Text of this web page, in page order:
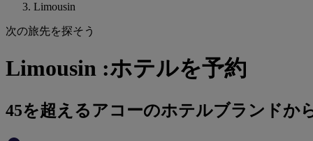
Limousin
次の旅先を探そう
Limousin :ホテルを予約
45を超えるアコーのホテルブランドか